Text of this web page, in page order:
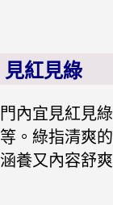
見紅見綠
門內宜見紅見
等。綠指清爽
涵養又內容舒